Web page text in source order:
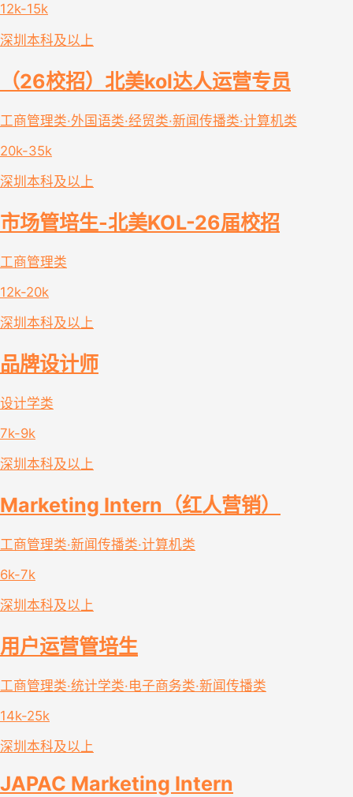
12k-15k
深圳 本科及以上
（26校招）北美kol达人运营专员
工商管理类·外国语类·经贸类·新闻传播类·计算机类
20k-35k
深圳 本科及以上
市场管培生-北美KOL-26届校招
工商管理类
12k-20k
深圳 本科及以上
品牌设计师
设计学类
7k-9k
深圳 本科及以上
Marketing Intern（红人营销）
工商管理类·新闻传播类·计算机类
6k-7k
深圳 本科及以上
用户运营管培生
工商管理类·统计学类·电子商务类·新闻传播类
14k-25k
深圳 本科及以上
JAPAC Marketing Intern